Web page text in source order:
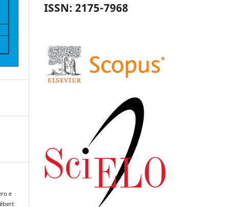
e
ISSN: 2175-7968